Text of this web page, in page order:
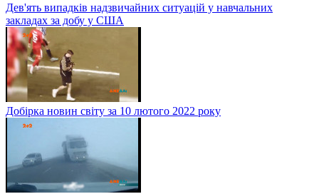
Дев'ять випадків надзвичайних ситуацій у навчальних
закладах за добу у США
Добірка новин світу за 10 лютого 2022 року